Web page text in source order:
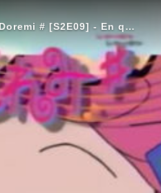
[VOSTFR] Ojamajo Doremi # [S2E09] - En quête des plantes médicinales ! Le voyage en bus de Maho-dou